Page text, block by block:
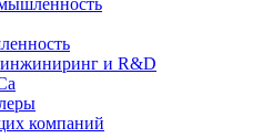
и R&D
компаний